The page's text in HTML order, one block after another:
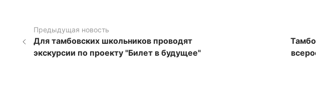
Предыдущая новость
Для тамбовских школьников проводят
экскурсии по проекту "Билет в будущее"